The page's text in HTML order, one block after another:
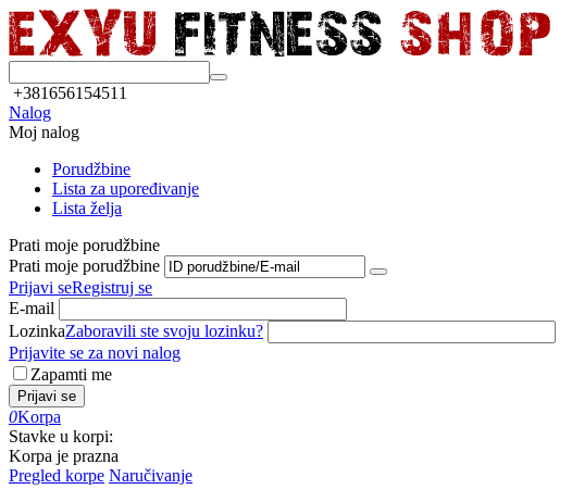
+381656154511
Nalog
Moj nalog
Porudžbine
Lista za upoređivanje
Lista želja
Prati moje porudžbine
Prati moje porudžbine
Prijavi seRegistruj se
E-mail
LozinkaZaboravili ste svoju lozinku?
Prijavite se za novi nalog
Zapamti me
Prijavi se
0Korpa
Stavke u korpi:
Korpa je prazna
Pregled korpe Naručivanje